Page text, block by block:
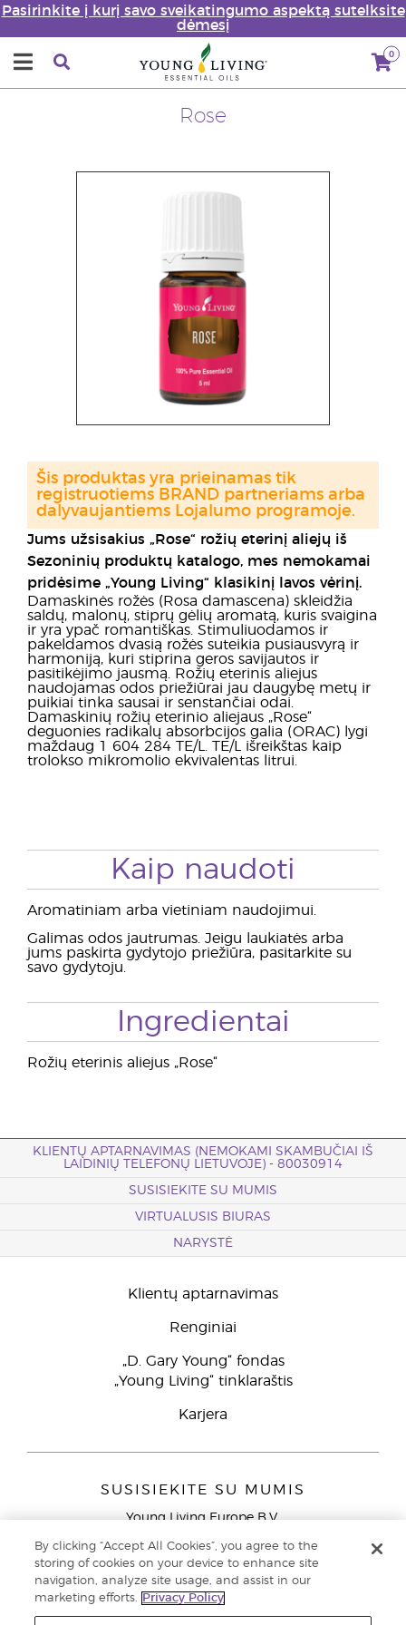
Pasirinkite į kurį savo sveikatingumo aspektą sutelksite
dėmesį
0
Rose
Jums užsisakius „Rose“ rožių eterinį aliejų iš
Sezoninių produktų katalogo, mes nemokamai
pridėsime „Young Living“ klasikinį lavos vėrinį.
Damaskinės rožės (Rosa damascena) skleidžia
saldų, malonų, stiprų gėlių aromatą, kuris svaigina
ir yra ypač romantiškas. Stimuliuodamos ir
pakeldamos dvasią rožės suteikia pusiausvyrą ir
harmoniją, kuri stiprina geros savijautos ir
pasitikėjimo jausmą. Rožių eterinis aliejus
naudojamas odos priežiūrai jau daugybę metų ir
puikiai tinka sausai ir senstančiai odai.
Damaskinių rožių eterinio aliejaus „Rose“
deguonies radikalų absorbcijos galia (ORAC) lygi
maždaug 1 604 284 TE/L. TE/L išreikštas kaip
trolokso mikromolio ekvivalentas litrui.
Šis produktas yra prieinamas tik
registruotiems BRAND partneriams arba
dalyvaujantiems Lojalumo programoje.
Kaip naudoti
Aromatiniam arba vietiniam naudojimui.
Galimas odos jautrumas. Jeigu laukiatės arba
jums paskirta gydytojo priežiūra, pasitarkite su
savo gydytoju.
Ingredientai
Rožių eterinis aliejus „Rose“
KLIENTŲ APTARNAVIMAS (NEMOKAMI SKAMBUČIAI IŠ
LAIDINIŲ TELEFONŲ LIETUVOJE) - 80030914
SUSISIEKITE SU MUMIS
VIRTUALUSIS BIURAS
NARYSTĖ
Klientų aptarnavimas
Renginiai
„D. Gary Young“ fondas
„Young Living“ tinklaraštis
Karjera
SUSISIEKITE SU MUMIS
Young Living Europe B.V.
9727 AJ Groningen
Klientų aptarnavimas (nemokami skambučiai iš laidinių
telefonų Lietuvoje)80030914
By clicking “Accept All Cookies”, you agree to the
storing of cookies on your device to enhance site
navigation, analyze site usage, and assist in our
marketing efforts.
Privacy Policy